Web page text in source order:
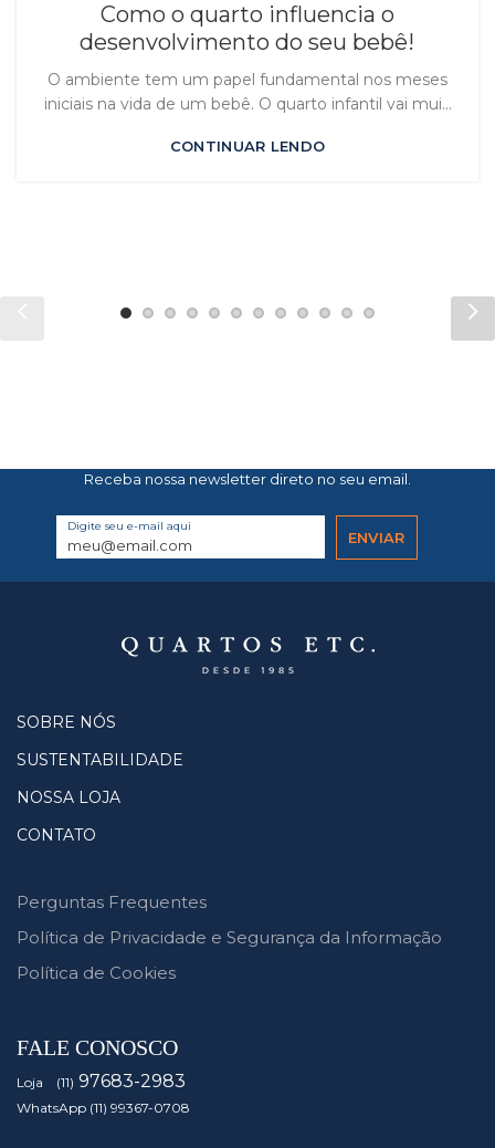
Como o quarto influencia o
desenvolvimento do seu bebê!
O ambiente tem um papel fundamental nos meses
iniciais na vida de um bebê. O quarto infantil vai mui...
CONTINUAR LENDO
Receba nossa newsletter direto no seu email.
Digite seu e-mail aqui
SOBRE NÓS
SUSTENTABILIDADE
NOSSA LOJA
CONTATO
Perguntas Frequentes
Política de Privacidade e Segurança da Informação
Política de Cookies
FALE CONOSCO
Loja (11) 97683-2983
WhatsApp (11) 99367-0708